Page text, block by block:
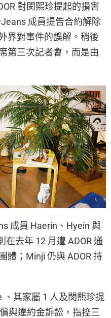
對閔熙珍提起的損害
成員提告合約解除
界對事件的誤解。稍後
第三次記者會，而是由
成員 Haerin、Hyein 與
在去年 12 月遭 ADOR 通
體；Minji 仍與 ADOR 持
、其家屬 1 人及閔熙珍提
與違約金訴訟，指控三